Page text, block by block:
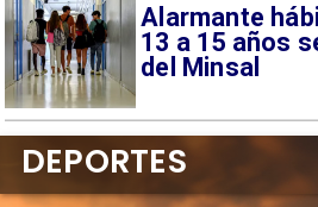
Alarmante
13 a 15 años
del Minsal
DEPORTES